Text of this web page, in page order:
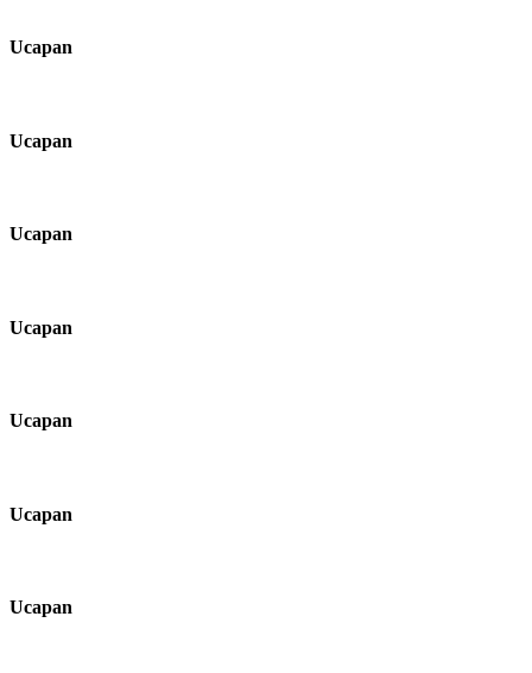
Ucapan
Ucapan
Ucapan
Ucapan
Ucapan
Ucapan
Ucapan